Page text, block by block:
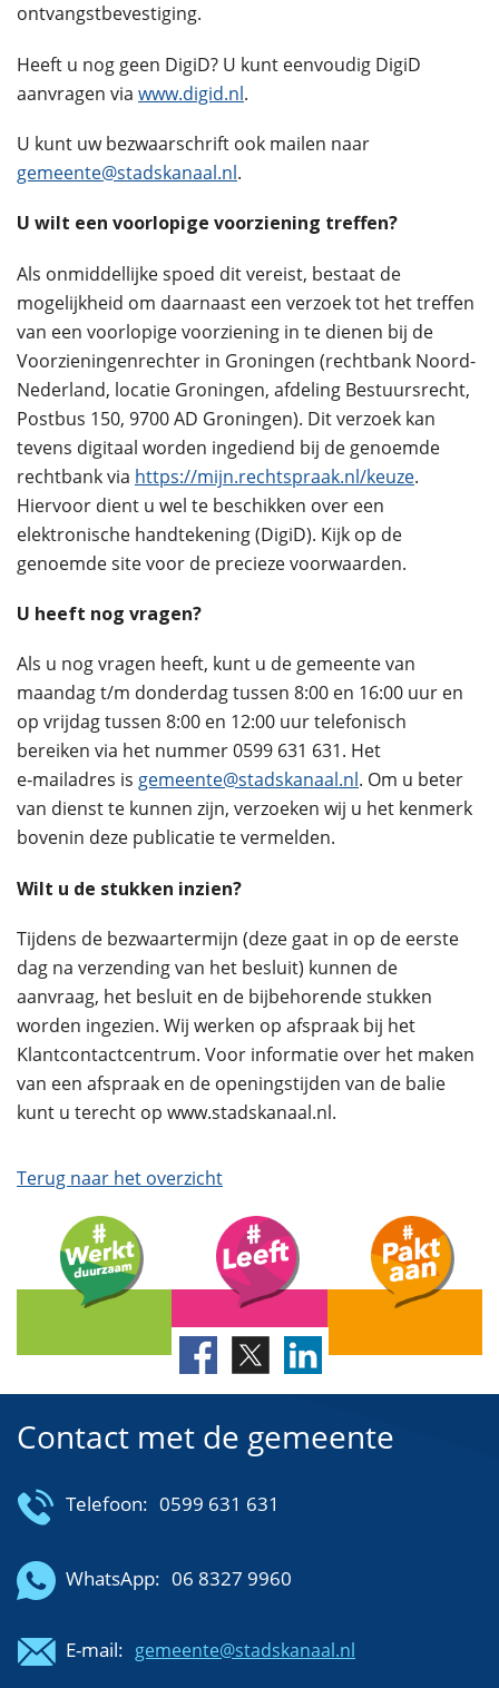
ontvangstbevestiging.
Heeft u nog geen DigiD? U kunt eenvoudig DigiD
aanvragen via www.digid.nl.
U kunt uw bezwaarschrift ook mailen naar
gemeente@stadskanaal.nl.
U wilt een voorlopige voorziening treffen?
Als onmiddellijke spoed dit vereist, bestaat de
mogelijkheid om daarnaast een verzoek tot het treffen
van een voorlopige voorziening in te dienen bij de
Voorzieningenrechter in Groningen (rechtbank Noord-
Nederland, locatie Groningen, afdeling Bestuursrecht,
Postbus 150, 9700 AD Groningen). Dit verzoek kan
tevens digitaal worden ingediend bij de genoemde
rechtbank via https://mijn.rechtspraak.nl/keuze.
Hiervoor dient u wel te beschikken over een
elektronische handtekening (DigiD). Kijk op de
genoemde site voor de precieze voorwaarden.
U heeft nog vragen?
Als u nog vragen heeft, kunt u de gemeente van
maandag t/m donderdag tussen 8:00 en 16:00 uur en
op vrijdag tussen 8:00 en 12:00 uur telefonisch
bereiken via het nummer 0599 631 631. Het
e‑mailadres is gemeente@stadskanaal.nl. Om u beter
van dienst te kunnen zijn, verzoeken wij u het kenmerk
bovenin deze publicatie te vermelden.
Wilt u de stukken inzien?
Tijdens de bezwaartermijn (deze gaat in op de eerste
dag na verzending van het besluit) kunnen de
aanvraag, het besluit en de bijbehorende stukken
worden ingezien. Wij werken op afspraak bij het
Klantcontactcentrum. Voor informatie over het maken
van een afspraak en de openingstijden van de balie
kunt u terecht op www.stadskanaal.nl.
Terug naar het overzicht
Contact met de gemeente
Telefoon: 0599 631 631
WhatsApp: 06 8327 9960
E-mail: gemeente@stadskanaal.nl